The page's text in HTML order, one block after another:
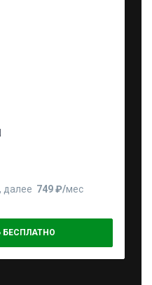
далее 749 ₽⁠/⁠мес
БЕСПЛАТНО